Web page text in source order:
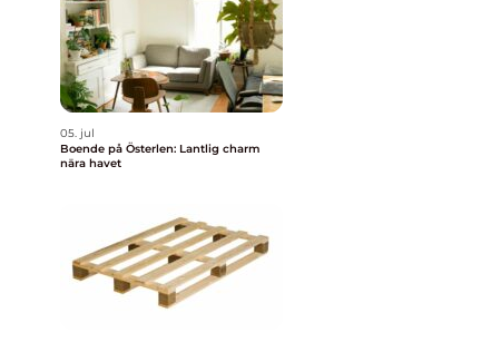
05. jul
Boende på Österlen: Lantlig charm
nära havet